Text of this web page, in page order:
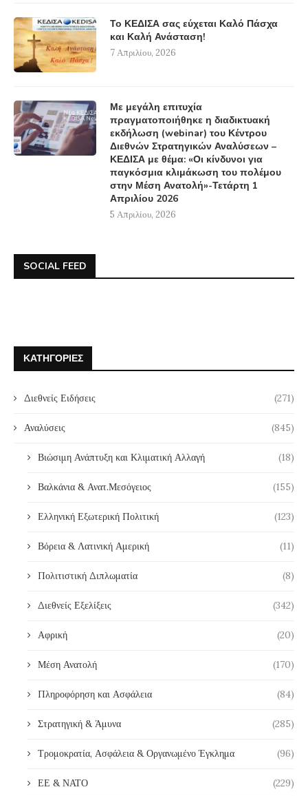
Το ΚΕΔΙΣΑ σας εύχεται Καλό Πάσχα
και Καλή Ανάσταση!
7 Απριλίου, 2026
Με μεγάλη επιτυχία
πραγματοποιήθηκε η διαδικτυακή
εκδήλωση (webinar) του Κέντρου
Διεθνών Στρατηγικών Αναλύσεων –
ΚΕΔΙΣΑ με θέμα: «Οι κίνδυνοι για
παγκόσμια κλιμάκωση του πολέμου
στην Μέση Ανατολή»-Τετάρτη 1
Απριλίου 2026
5 Απριλίου, 2026
SOCIAL FEED
ΚΑΤΗΓΟΡΊΕΣ
Διεθνείς Ειδήσεις (271)
Αναλύσεις (845)
Βιώσιμη Ανάπτυξη και Κλιματική Αλλαγή (18)
Βαλκάνια & Ανατ.Μεσόγειος (155)
Ελληνική Εξωτερική Πολιτική (123)
Βόρεια & Λατινική Αμερική (11)
Πολιτιστική Διπλωματία (8)
Διεθνείς Εξελίξεις (342)
Αφρική (20)
Μέση Ανατολή (170)
Πληροφόρηση και Ασφάλεια (84)
Στρατηγική & Άμυνα (285)
Τρομοκρατία, Ασφάλεια & Οργανωμένο Έγκλημα (96)
ΕΕ & ΝΑΤΟ (229)